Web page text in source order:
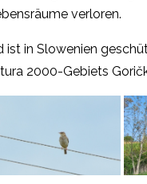
verloren.
in Slowenien
2000-Gebiets